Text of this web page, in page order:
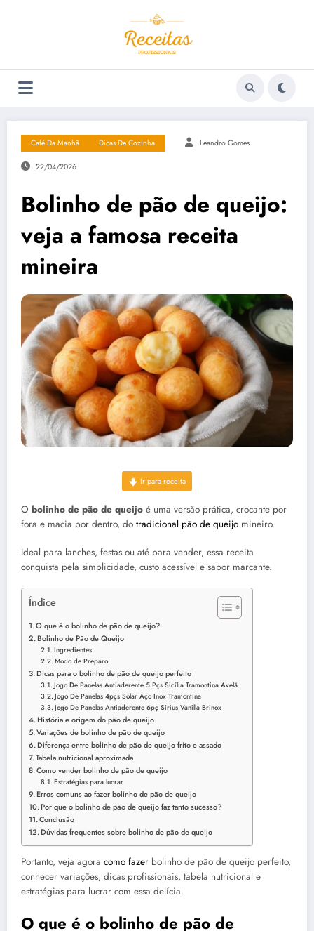
Café Da Manhã Dicas De Cozinha Leandro Gomes
22/04/2026
Bolinho de pão de queijo:
veja a famosa receita
mineira
Ir para receita
O bolinho de pão de queijo é uma versão prática, crocante por
fora e macia por dentro, do tradicional pão de queijo mineiro.
Ideal para lanches, festas ou até para vender, essa receita
conquista pela simplicidade, custo acessível e sabor marcante.
Índice
O que é o bolinho de pão de queijo?
Bolinho de Pão de Queijo
Ingredientes
Modo de Preparo
Dicas para o bolinho de pão de queijo perfeito
Jogo De Panelas Antiaderente 5 Pçs Sicília Tramontina Avelã
Jogo De Panelas 4pçs Solar Aço Inox Tramontina
Jogo De Panelas Antiaderente 6pç Sirius Vanilla Brinox
História e origem do pão de queijo
Variações de bolinho de pão de queijo
Diferença entre bolinho de pão de queijo frito e assado
Tabela nutricional aproximada
Como vender bolinho de pão de queijo
Estratégias para lucrar
Erros comuns ao fazer bolinho de pão de queijo
Por que o bolinho de pão de queijo faz tanto sucesso?
Conclusão
Dúvidas frequentes sobre bolinho de pão de queijo
Portanto, veja agora como fazer bolinho de pão de queijo perfeito,
conhecer variações, dicas profissionais, tabela nutricional e
estratégias para lucrar com essa delícia.
O que é o bolinho de pão de